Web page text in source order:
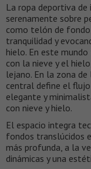
La ropa deportiva de
serenamente sobre
como telón de
tranquilidad y
hielo. En este
con la nieve y el
lejano. En la zona
central define el
elegante y
con nieve y hielo.
El espacio integra
fondos translúcidos
más profunda, a la
dinámicas y una